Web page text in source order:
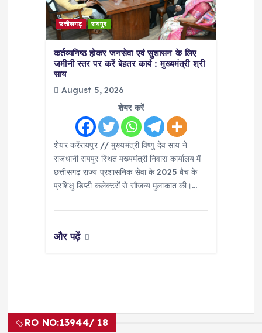
छत्तीसगढ़ रायपुर
कर्तव्यनिष्ठ होकर जनसेवा एवं सुशासन के लिए
जमीनी स्तर पर करें बेहतर कार्य : मुख्यमंत्री श्री
साय
August 5, 2026
शेयर करें
शेयर करेंरायपुर // मुख्यमंत्री विष्णु देव साय ने
राजधानी रायपुर स्थित मख्यमंत्री निवास कार्यालय में
छत्तीसगढ़ राज्य प्रशासनिक सेवा के 2025 बैच के
प्रशिक्षु डिप्टी कलेक्टरों से सौजन्य मुलाकात की।…
और पढ़ें
RO NO:13944/ 18